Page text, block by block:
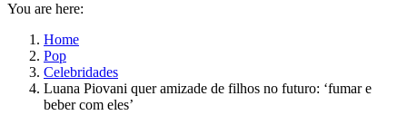
You are here:
Home
Pop
Celebridades
Luana Piovani quer amizade de filhos no futuro: ‘fumar e
beber com eles’